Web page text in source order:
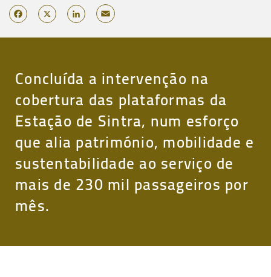
Facebook
X LinkedIn
Concluída a intervenção na
cobertura das plataformas da
Estação de Sintra, num esforço
que alia património, mobilidade e
sustentabilidade ao serviço de
mais de 230 mil passageiros por
mês.